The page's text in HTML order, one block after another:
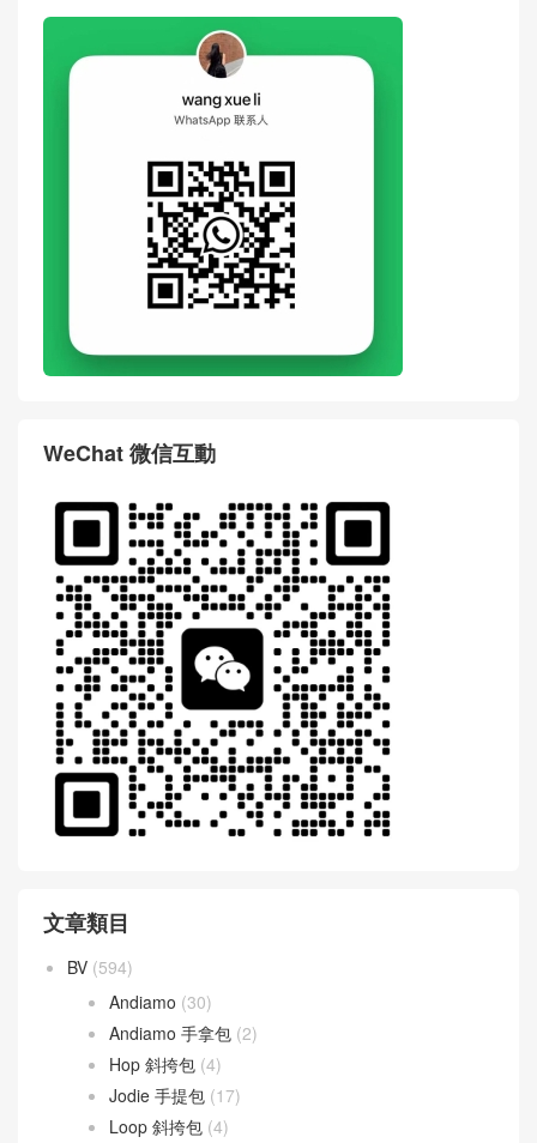
WeChat 微信互動
文章類目
BV (594)
Andiamo (30)
Andiamo 手拿包 (2)
Hop 斜挎包 (4)
Jodie 手提包 (17)
Loop 斜挎包 (4)